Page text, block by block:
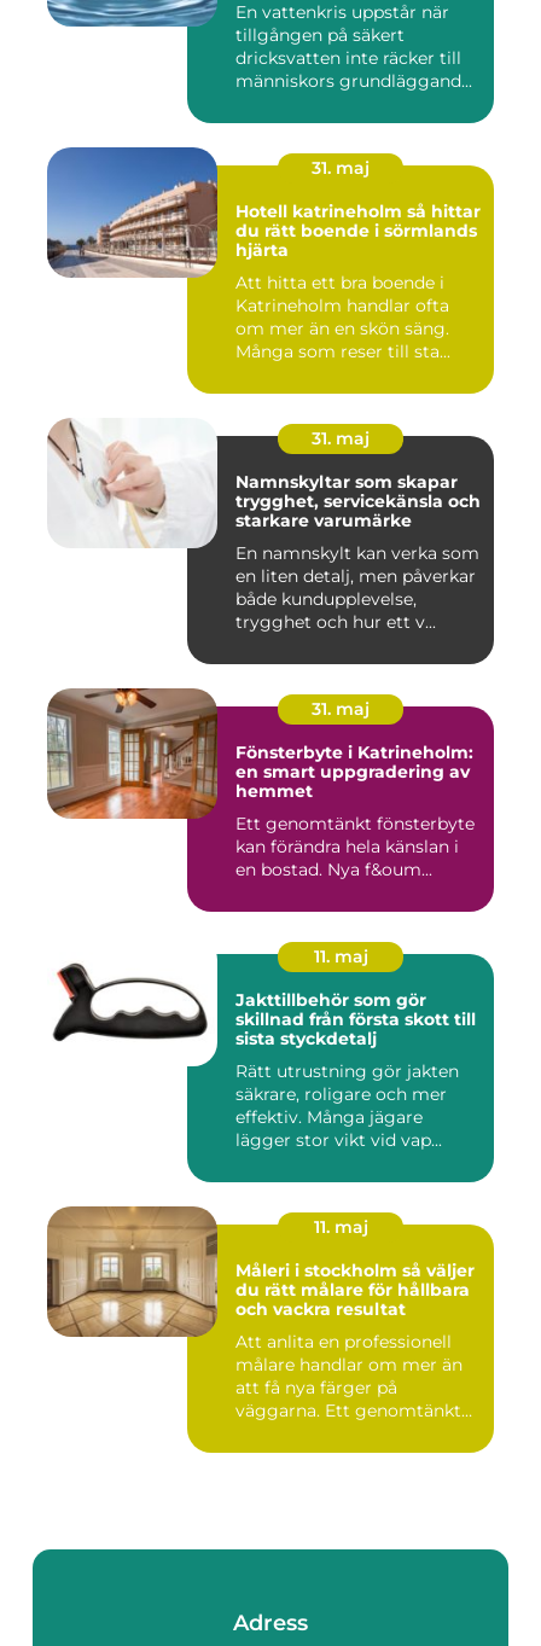
En vattenkris uppstår när
tillgången på säkert
dricksvatten inte räcker till
människors grundläggand...
31. maj
Hotell katrineholm så hittar
du rätt boende i sörmlands
hjärta
Att hitta ett bra boende i
Katrineholm handlar ofta
om mer än en skön säng.
Många som reser till sta...
31. maj
Namnskyltar som skapar
trygghet, servicekänsla och
starkare varumärke
En namnskylt kan verka som
en liten detalj, men påverkar
både kundupplevelse,
trygghet och hur ett v...
31. maj
Fönsterbyte i Katrineholm:
en smart uppgradering av
hemmet
Ett genomtänkt fönsterbyte
kan förändra hela känslan i
en bostad. Nya f&oum...
11. maj
Jakttillbehör som gör
skillnad från första skott till
sista styckdetalj
Rätt utrustning gör jakten
säkrare, roligare och mer
effektiv. Många jägare
lägger stor vikt vid vap...
11. maj
Måleri i stockholm så väljer
du rätt målare för hållbara
och vackra resultat
Att anlita en professionell
målare handlar om mer än
att få nya färger på
väggarna. Ett genomtänkt
Adress